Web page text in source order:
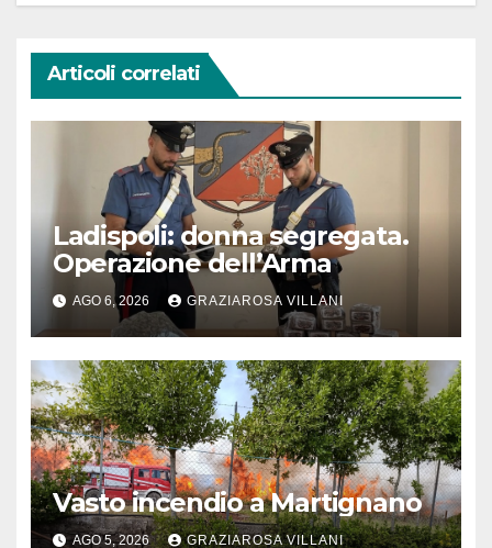
Articoli correlati
Ladispoli: donna segregata.
Operazione dell’Arma
AGO 6, 2026 GRAZIAROSA VILLANI
Vasto incendio a Martignano
AGO 5, 2026 GRAZIAROSA VILLANI